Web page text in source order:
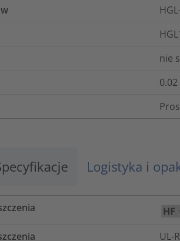
nie
0.02
Logistyka i
UL-